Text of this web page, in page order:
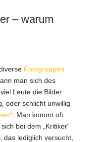
– warum
Fotogruppen
man sich des
Leute die Bilder
oder schlicht unwillig
. Man kommt oft
bei dem „Kritiker“
lediglich versucht,